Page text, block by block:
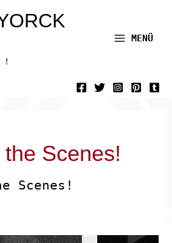
!
MENÜ
Scenes!
Scenes!